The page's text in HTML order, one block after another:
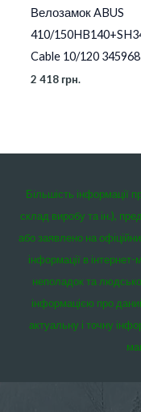
Велозамок ABUS
410/
Cable 10/120 345968
2 418 грн.
Більшість інформації
склад виробу та ін.),
або заявлено на
інформації в інтернет-
неполадок та
інформацією про
актуальну і точну